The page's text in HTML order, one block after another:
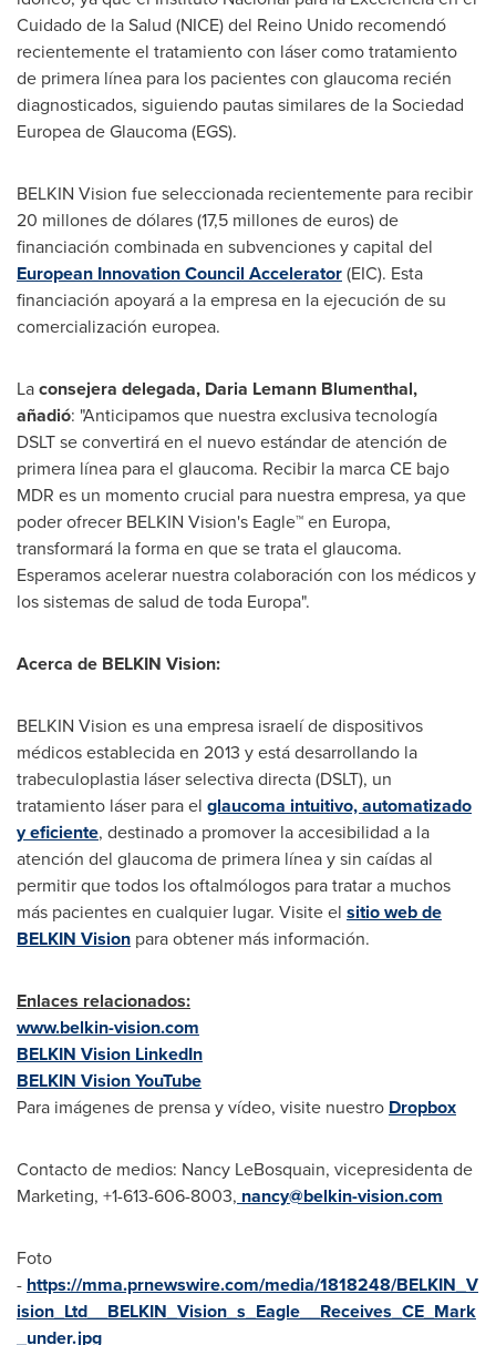
Cuidado de la Salud (NICE) del Reino Unido recomendó
recientemente el tratamiento con láser como tratamiento
de primera línea para los pacientes con glaucoma recién
diagnosticados, siguiendo pautas similares de la Sociedad
Europea de Glaucoma (EGS).
BELKIN Vision fue seleccionada recientemente para recibir
20 millones de dólares (17,5 millones de euros) de
financiación combinada en subvenciones y capital del
European Innovation Council Accelerator(EIC). Esta
financiación apoyará a la empresa en la ejecución de su
comercialización europea.
Laconsejera delegada, Daria Lemann Blumenthal,
añadió: "Anticipamos que nuestra exclusiva tecnología
DSLT se convertirá en el nuevo estándar de atención de
primera línea para el glaucoma. Recibir la marca CE bajo
MDR es un momento crucial para nuestra empresa, ya que
poder ofrecer BELKIN Vision's Eagle™ en Europa,
transformará la forma en que se trata el glaucoma.
Esperamos acelerar nuestra colaboración con los médicos y
los sistemas de salud de toda Europa".
Acerca de BELKIN Vision:
BELKIN Vision es una empresa israelí de dispositivos
médicos establecida en 2013 y está desarrollando la
trabeculoplastia láser selectiva directa (DSLT), un
tratamiento láser para el glaucoma intuitivo, automatizado
y eficiente, destinado a promover la accesibilidad a la
atención del glaucoma de primera línea y sin caídas al
permitir que todos los oftalmólogos para tratar a muchos
más pacientes en cualquier lugar. Visite el sitio web de
BELKIN Vision para obtener más información.
Enlaces relacionados:
www.belkin-vision.com
BELKIN Vision LinkedIn
BELKIN Vision YouTube
Para imágenes de prensa y vídeo, visite nuestro Dropbox
Contacto de medios: Nancy LeBosquain, vicepresidenta de
Marketing, +1-613-606-8003, nancy@belkin-vision.com
Foto
- https://mma.prnewswire.com/media/1818248/BELKIN_V
ision_Ltd__BELKIN_Vision_s_Eagle__Receives_CE_Mark
_under.jpg